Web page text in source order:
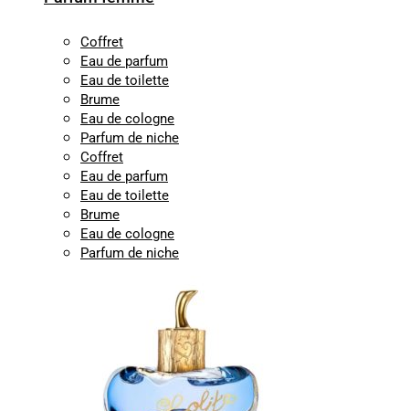
Coffret
Eau de parfum
Eau de toilette
Brume
Eau de cologne
Parfum de niche
Coffret
Eau de parfum
Eau de toilette
Brume
Eau de cologne
Parfum de niche